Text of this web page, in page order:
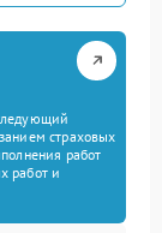
страховых
работ
работ и